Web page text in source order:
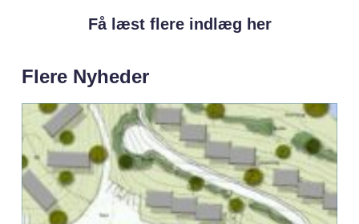
Få læst flere indlæg her
Flere Nyheder